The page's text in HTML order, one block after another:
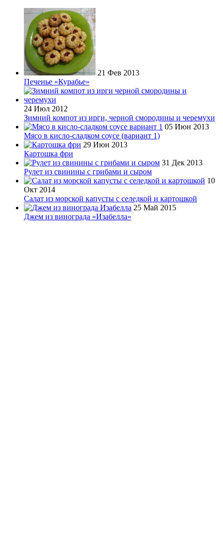
21 Фев 2013
Печенье «Курабье»
24 Июл 2012
Зимний компот из ирги, черной смородины и черемухи
05 Июн 2013
Мясо в кисло-сладком соусе (вариант 1)
29 Июн 2013
Картошка фри
31 Дек 2013
Рулет из свинины с грибами и сыром
10
Окт 2014
Салат из морской капусты с селедкой и картошкой
25 Май 2015
Джем из винограда «Изабелла»